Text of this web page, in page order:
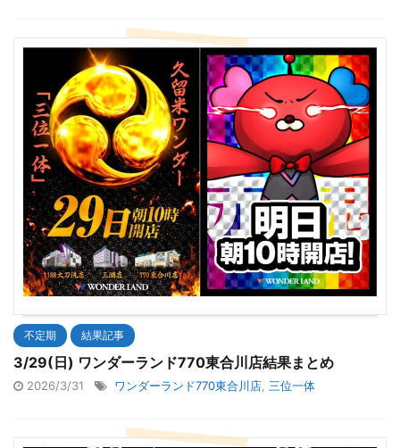
不定期 結果記事
3/29(日) ワンダーランド770東合川店結果まとめ
2026/3/31 ワンダーランド770東合川店, 三位一体